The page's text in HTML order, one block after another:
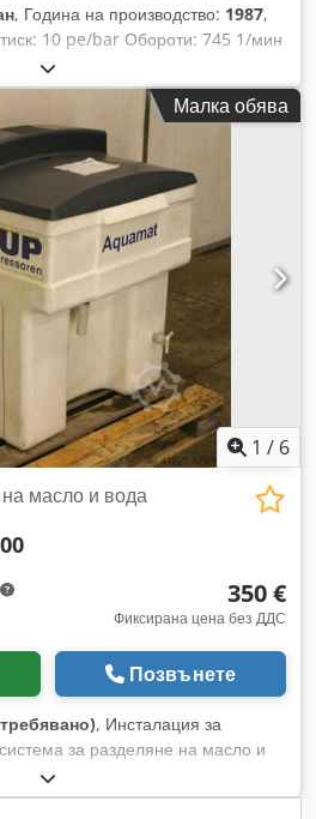
, Година на производство: 1987,
10 pe/bar Обороти: 745 1/мин
3455 dm³/мин Мощност на
Малка обява
1 / 6
масло и вода
350 €
Фиксирана цена без ДДС
Позвънете
, Инсталация за
за разделяне на масло и
надеждно решение на
на масло и вода за